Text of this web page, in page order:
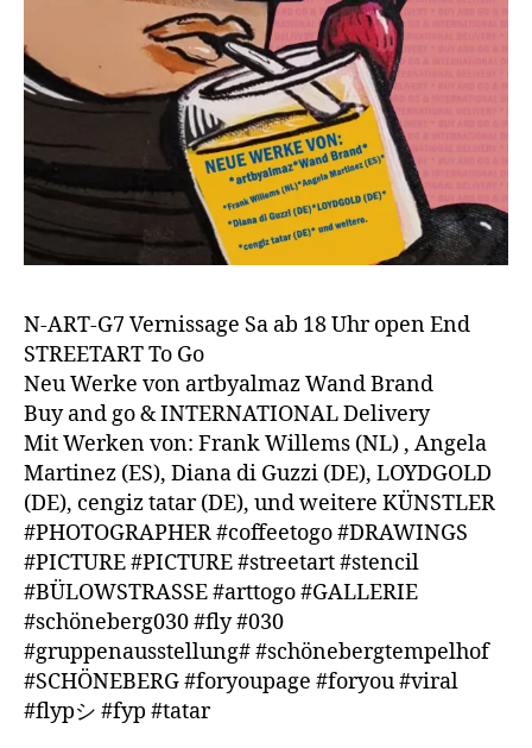
N-ART-G7 Vernissage Sa ab 18 Uhr open End
STREETART To Go
Neu Werke von artbyalmaz Wand Brand
Buy and go & INTERNATIONAL Delivery
Mit Werken von: Frank Willems (NL) , Angela
Martinez (ES), Diana di Guzzi (DE), LOYDGOLD
(DE), cengiz tatar (DE), und weitere KÜNSTLER
#PHOTOGRAPHER #coffeetogo #DRAWINGS
#PICTURE #PICTURE #streetart #stencil
#BÜLOWSTRASSE #arttogo #GALLERIE
#schöneberg030 #fly #030
#gruppenausstellung# #schönebergtempelhof
#SCHÖNEBERG #foryoupage #foryou #viral
#flypシ #fyp #tatar